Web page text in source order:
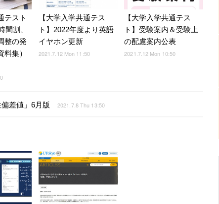
テスト
間割、
整の発
集）
【大学入学共通テス
ト】2022年度より英語
イヤホン更新
2021.7.12 Mon 11:50
【大学入学共通テス
ト】受験案内＆受験上
の配慮案内公表
2021.7.12 Mon 10:50
差値」6月版 2021.7.8 Thu 13:50